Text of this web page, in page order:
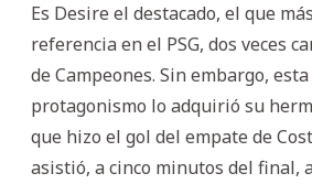
Es Desire el destacado, el que
referencia en el PSG, dos veces
de Campeones. Sin embargo,
protagonismo lo adquirió su
que hizo el gol del empate de
asistió, a cinco minutos del final,